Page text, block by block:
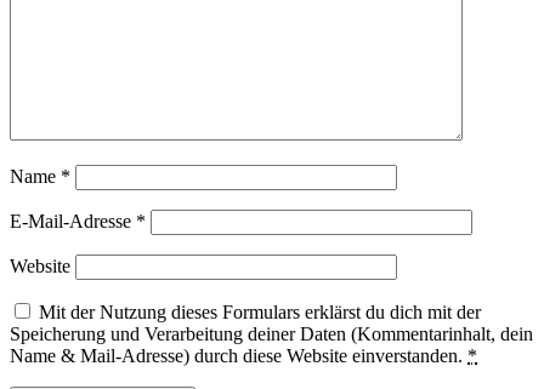
Name *
E-Mail-Adresse *
Website
Mit der Nutzung dieses Formulars erklärst du dich mit der
Speicherung und Verarbeitung deiner Daten (Kommentarinhalt, dein
Name & Mail-Adresse) durch diese Website einverstanden. *